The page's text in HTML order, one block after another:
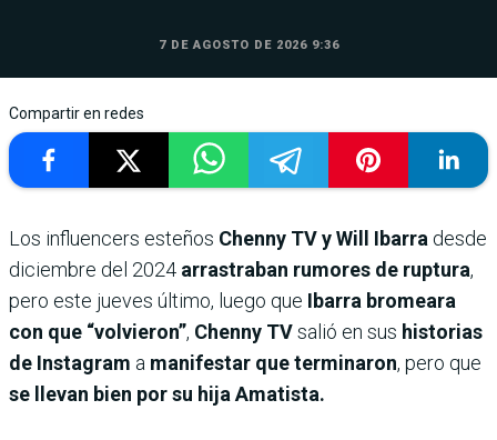
7 DE AGOSTO DE 2026 9:36
Compartir en redes
Los influencers esteños Chenny TV y Will Ibarra desde
diciembre del 2024 arrastraban rumores de ruptura,
pero este jueves último, luego que Ibarra bromeara
con que “volvieron”, Chenny TVsalió en sus historias
de Instagram a manifestar que terminaron, pero que
se llevan bien por su hija Amatista.